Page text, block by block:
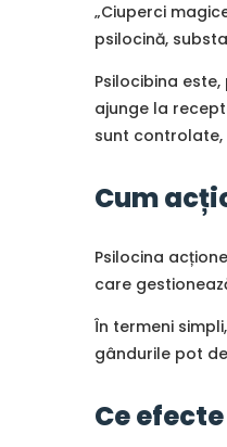
„Ciuperci
psilocină,
Psilocibina
ajunge la
sunt
Cum
Psilocina
care
În termeni
gândurile pot
Ce